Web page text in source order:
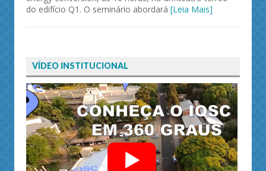
do edifício Q1. O seminário abordará [Leia Mais]
VÍDEO INSTITUCIONAL